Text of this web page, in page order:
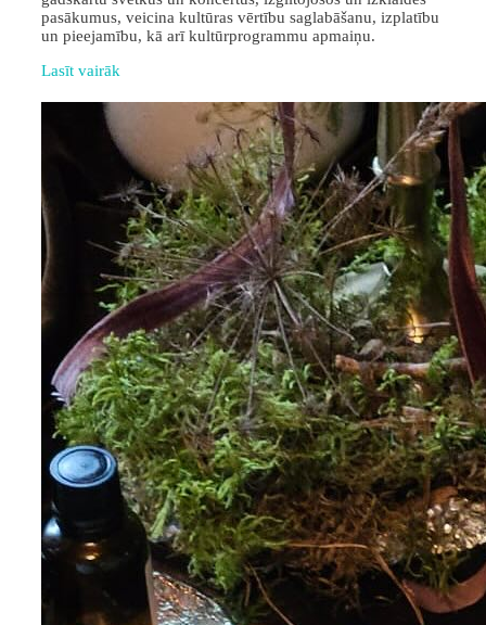
pasākumus, veicina kultūras vērtību saglabāšanu, izplatību
un pieejamību, kā arī kultūrprogrammu apmaiņu.
Lasīt vairāk